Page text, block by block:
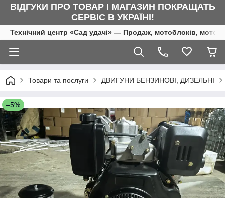
ВІДГУКИ ПРО ТОВАР І МАГАЗИН ПОКРАЩАТЬ
СЕРВІС В УКРАЇНІ!
Технічний центр «Сад удачі» — Продаж, мотоблоків,
Товари та послуги ДВИГУНИ БЕНЗИНОВІ, ДИЗЕЛЬНІ
–5%